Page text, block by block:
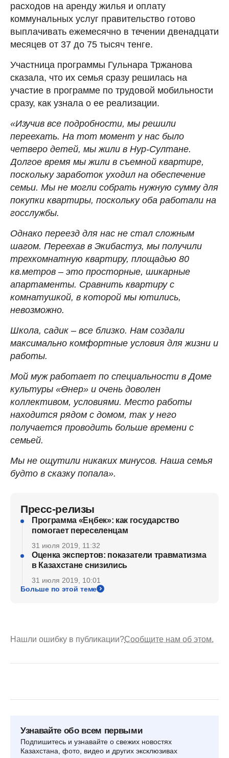
расходов на аренду жилья и оплату
коммунальных услуг правительство готово
выплачивать ежемесячно в течении двенадцати
месяцев от 37 до 75 тысяч тенге.
Участница программы Гульнара Тржанова
сказала, что их семья сразу решилась на
участие в программе по трудовой мобильности
сразу, как узнала о ее реализации.
«Изучив все подробности, мы решили
переехать. На тот момент у нас было
четверо детей, мы жили в Нур-Султане.
Долгое время мы жили в съемной квартире,
поскольку заработок уходил на обеспечение
семьи. Мы не могли собрать нужную сумму для
покупки квартиры, поскольку оба работали на
госслужбы.
Однако переезд для нас не стал сложным
шагом. Переехав в Экибастуз, мы получили
трехкомнатную квартиру, площадью 80
кв.метров – это просторные, шикарные
апартаменты. Сравнить квартиру с
комнатушкой, в которой мы ютились,
невозможно.
Школа, садик – все близко. Нам создали
максимально комфортные условия для жизни и
работы.
Мой муж работает по специальности в Доме
культуры «Өнер» и очень доволен
коллективом, условиями. Место работы
находится рядом с домом, так у него
получается проводить больше времени с
семьей.
Мы не ощутили никаких минусов. Наша семья
будто в сказку попала».
Пресс-релизы
Программа «Еңбек»: как государство
помогает переселенцам
31 июля 2019, 11:32
Оценка экспертов: показатели травматизма
в Казахстане снизились
31 июля 2019, 10:01
Больше по этой теме
Нашли ошибку в публикации?Сообщите нам об этом.
Узнавайте обо всем первыми
Подпишитесь и узнавайте о свежих новостях
Казахстана, фото, видео и других эксклюзивах